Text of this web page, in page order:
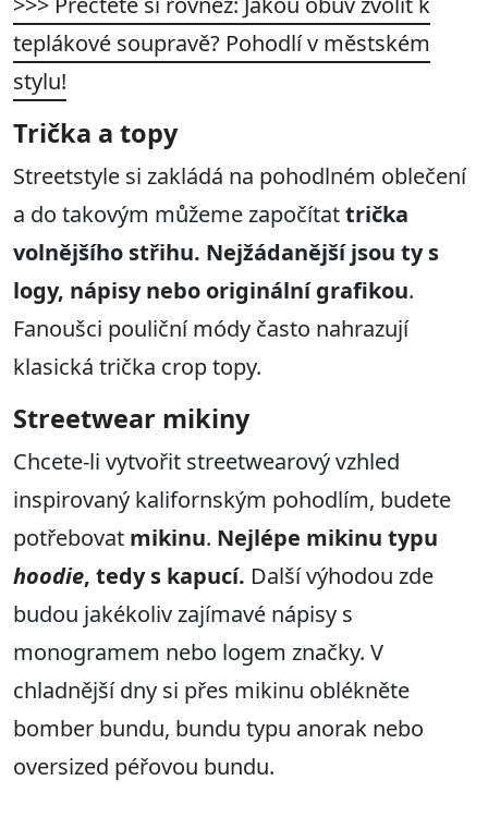
teplákové soupravě? Pohodlí v městském
stylu!
Trička a topy
Streetstyle si zakládá na pohodlném oblečení
a do takovým můžeme započítattrička
volnějšího střihu. Nejžádanější jsou ty s
logy, nápisy nebo originální grafikou.
Fanoušci pouliční módy často nahrazují
klasická trička crop topy.
Streetwear mikiny
Chcete-li vytvořit streetwearový vzhled
inspirovaný kalifornským pohodlím, budete
potřebovat mikinu. Nejlépe mikinu typu
hoodie, tedy s kapucí. Další výhodou zde
budou jakékoliv zajímavé nápisy s
monogramem nebo logem značky. V
chladnější dny si přes mikinu oblékněte
bomber bundu, bundu typu anorak nebo
oversized péřovou bundu.